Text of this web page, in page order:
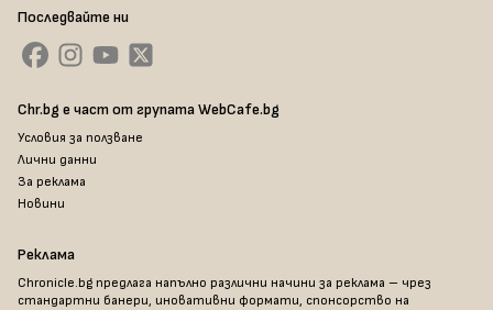
Последвайте ни
Chr.bg е част от групата WebCafe.bg
Условия за ползване
Лични данни
За реклама
Новини
Реклама
Chronicle.bg предлага напълно различни начини за реклама – чрез
стандартни банери, иновативни формати, спонсорство на